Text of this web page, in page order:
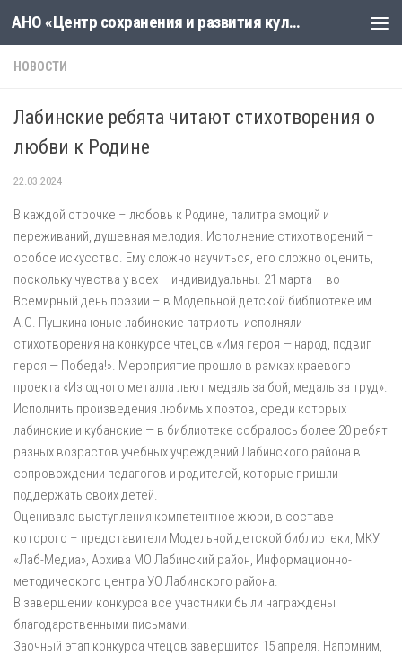
Skip to content АНО «Центр сохранения и развития культуры «Новая линия»
НОВОСТИ
Лабинские ребята читают стихотворения о
любви к Родине
22.03.2024
В каждой строчке – любовь к Родине, палитра эмоций и
переживаний, душевная мелодия. Исполнение стихотворений –
особое искусство. Ему сложно научиться, его сложно оценить,
поскольку чувства у всех – индивидуальны. 21 марта – во
Всемирный день поэзии – в Модельной детской библиотеке им.
А.С. Пушкина юные лабинские патриоты исполняли
стихотворения на конкурсе чтецов «Имя героя — народ, подвиг
героя — Победа!». Мероприятие прошло в рамках краевого
проекта «Из одного металла льют медаль за бой, медаль за труд».
Исполнить произведения любимых поэтов, среди которых
лабинские и кубанские — в библиотеке собралось более 20 ребят
разных возрастов учебных учреждений Лабинского района в
сопровождении педагогов и родителей, которые пришли
поддержать своих детей.
Оценивало выступления компетентное жюри, в составе
которого – представители Модельной детской библиотеки, МКУ
«Лаб-Медиа», Архива МО Лабинский район, Информационно-
методического центра УО Лабинского района.
В завершении конкурса все участники были награждены
благодарственными письмами.
Заочный этап конкурса чтецов завершится 15 апреля. Напомним,